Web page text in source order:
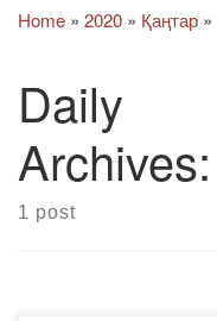
Home » 2020 » Қаңтар »
Daily
Archives:
1 post